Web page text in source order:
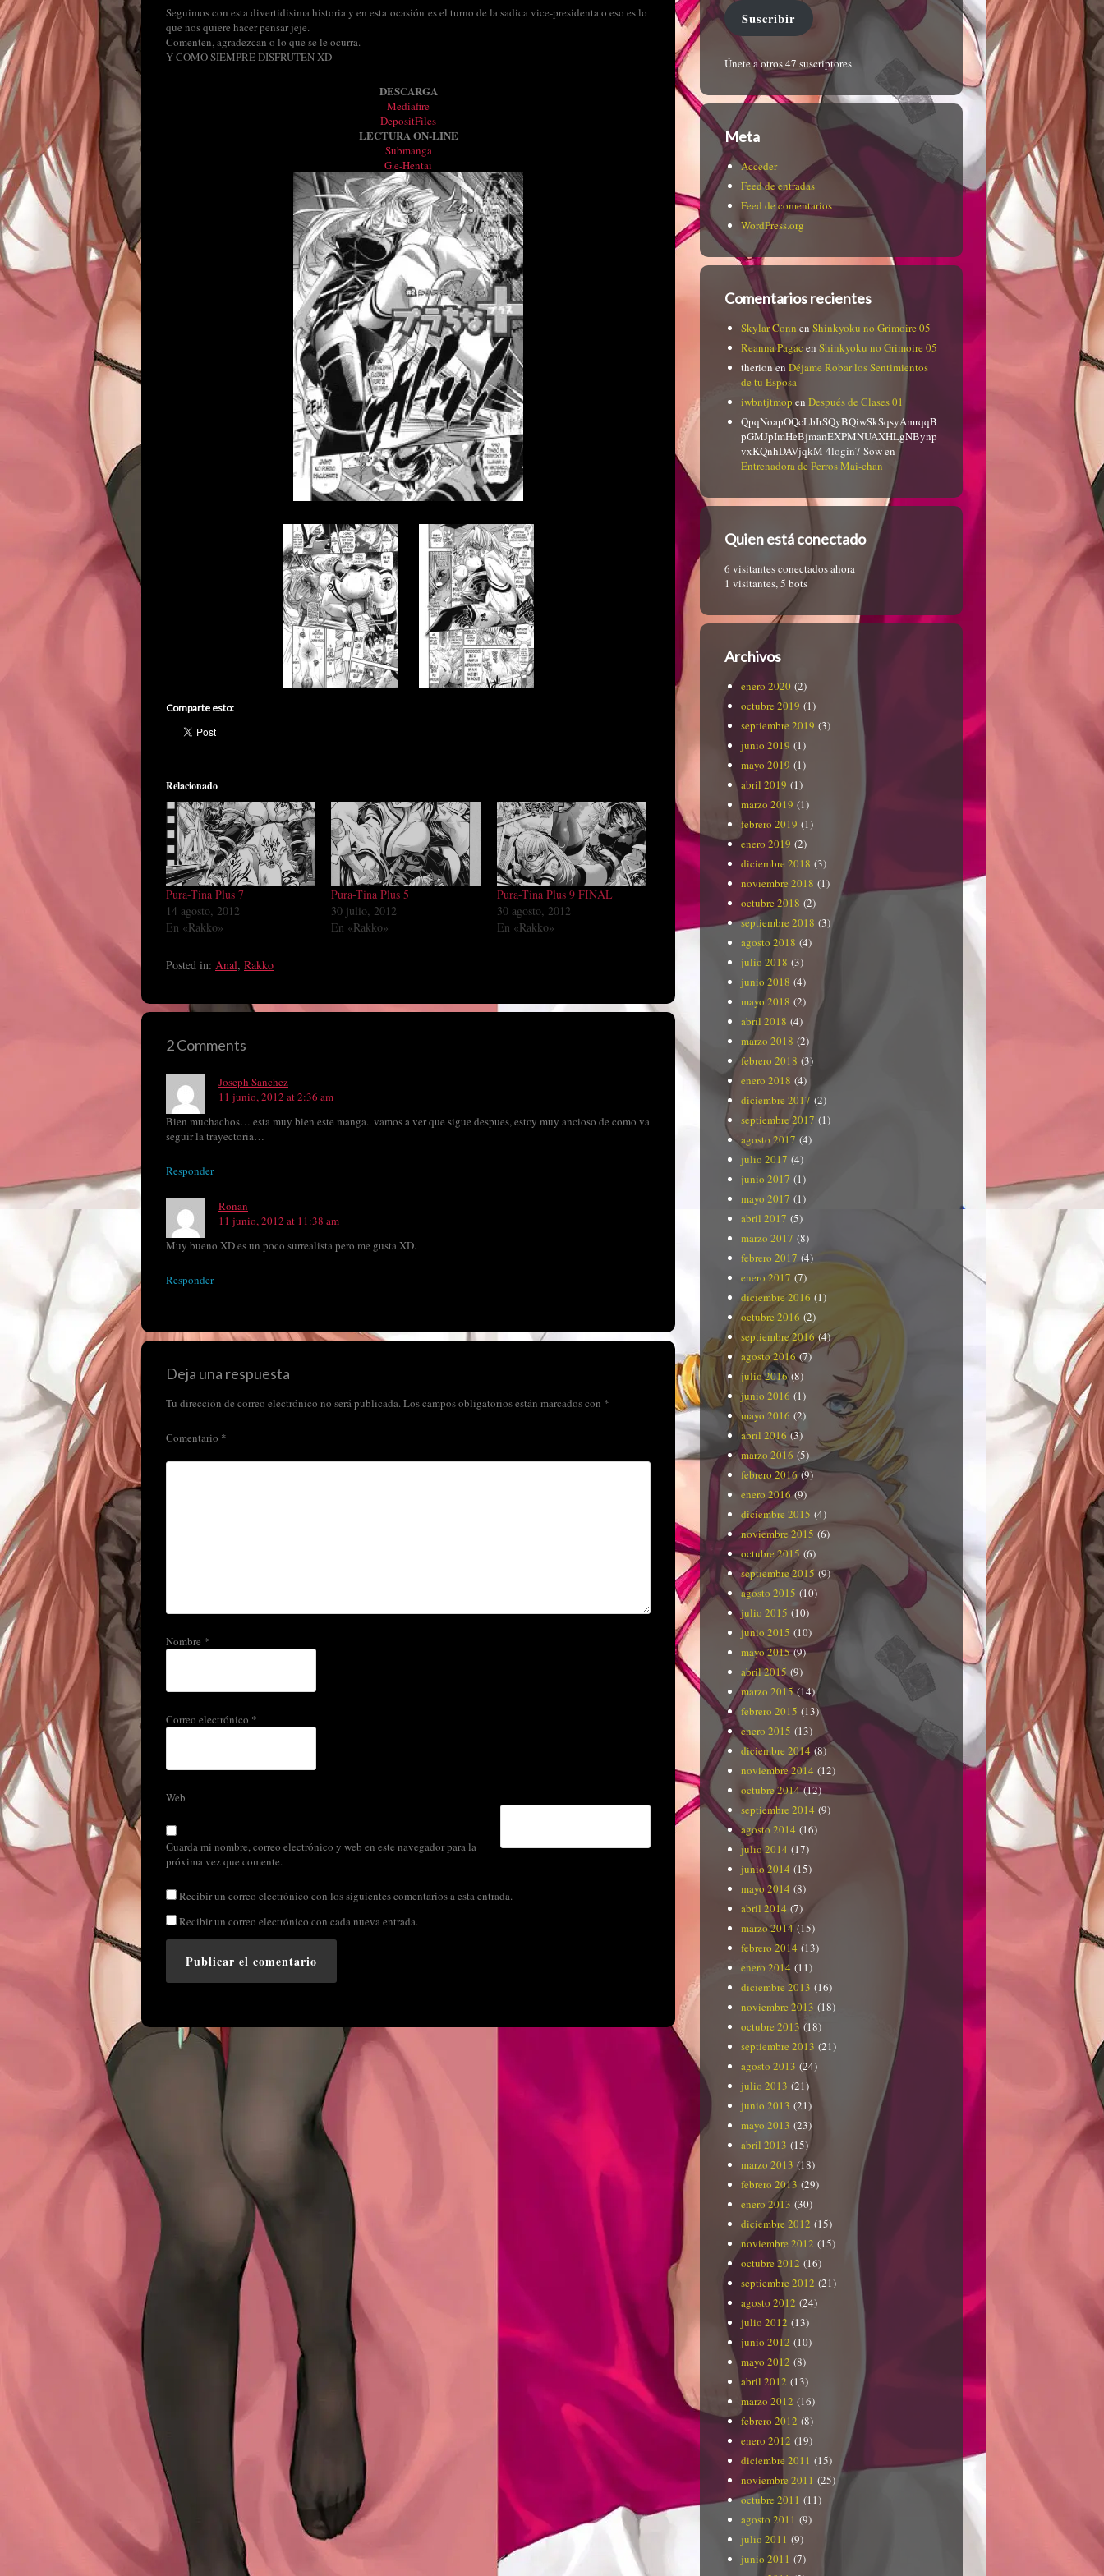
Seguimos con esta divertidisima historia y en esta ocasión es el turno de la sadica vice-presidenta o eso es lo
que nos quiere hacer pensar jeje.
Comenten, agradezcan o lo que se le ocurra.
Y COMO SIEMPRE DISFRUTEN XD
DESCARGA
Mediafire
DepositFiles
LECTURA ON-LINE
Submanga
G.e-Hentai
Comparte esto:
Relacionado
Pura-Tina Plus 7
14 agosto, 2012
En «Rakko»
Pura-Tina Plus 5
30 julio, 2012
En «Rakko»
Pura-Tina Plus 9 FINAL
30 agosto, 2012
En «Rakko»
Posted in: Anal, Rakko
2 Comments
Joseph Sanchez
11 junio, 2012 at 2:36 am
Bien muchachos… esta muy bien este manga.. vamos a ver que sigue despues, estoy muy ancioso de como va
seguir la trayectoria…
Responder
Ronan
11 junio, 2012 at 11:38 am
Muy bueno XD es un poco surrealista pero me gusta XD.
Responder
Deja una respuesta
Tu dirección de correo electrónico no será publicada.Los campos obligatorios están marcados con *
Comentario *
Nombre *
Correo electrónico *
Web
Guarda mi nombre, correo electrónico y web en este navegador para la
próxima vez que comente.
Recibir un correo electrónico con los siguientes comentarios a esta entrada.
Recibir un correo electrónico con cada nueva entrada.
Suscribir
Únete a otros 47 suscriptores
Meta
Acceder
Feed de entradas
Feed de comentarios
WordPress.org
Comentarios recientes
Skylar Conn en Shinkyoku no Grimoire 05
Reanna Pagac en Shinkyoku no Grimoire 05
therionen Déjame Robar los Sentimientos
de tu Esposa
iwbntjtmop en Después de Clases 01
QpqNoapOQcLbIrSQyBQiwSkSqsyAmrqqB
pGMJpImHeBjmanEXPMNUAXHLgNBynp
vxKQnhDAVjqkM 4login7 Sowen
Entrenadora de Perros Mai-chan
Quien está conectado
6 visitantes conectados ahora
1 visitantes,5 bots
Archivos
enero 2020 (2)
octubre 2019 (1)
septiembre 2019 (3)
junio 2019 (1)
mayo 2019 (1)
abril 2019 (1)
marzo 2019 (1)
febrero 2019 (1)
enero 2019 (2)
diciembre 2018 (3)
noviembre 2018 (1)
octubre 2018 (2)
septiembre 2018 (3)
agosto 2018 (4)
julio 2018 (3)
junio 2018 (4)
mayo 2018 (2)
abril 2018 (4)
marzo 2018 (2)
febrero 2018 (3)
enero 2018 (4)
diciembre 2017 (2)
septiembre 2017 (1)
agosto 2017 (4)
julio 2017 (4)
junio 2017 (1)
mayo 2017 (1)
abril 2017 (5)
marzo 2017 (8)
febrero 2017 (4)
enero 2017 (7)
diciembre 2016 (1)
octubre 2016 (2)
septiembre 2016(4)
agosto 2016(7)
julio 2016(8)
junio 2016 (1)
mayo 2016 (2)
abril 2016 (3)
marzo 2016 (5)
febrero 2016(9)
enero 2016(9)
diciembre 2015 (4)
noviembre 2015 (6)
octubre 2015 (6)
septiembre 2015 (9)
agosto 2015 (10)
julio 2015 (10)
junio 2015 (10)
mayo 2015(9)
abril 2015 (9)
marzo 2015(14)
febrero 2015 (13)
enero 2015 (13)
diciembre 2014 (8)
noviembre 2014 (12)
octubre 2014(12)
septiembre 2014 (9)
agosto 2014 (16)
julio 2014 (17)
junio 2014 (15)
mayo 2014 (8)
abril 2014 (7)
marzo 2014 (15)
febrero 2014 (13)
enero 2014 (11)
diciembre 2013 (16)
noviembre 2013 (18)
octubre 2013 (18)
septiembre 2013 (21)
agosto 2013 (24)
julio 2013 (21)
junio 2013 (21)
mayo 2013 (23)
abril 2013 (15)
marzo 2013 (18)
febrero 2013 (29)
enero 2013 (30)
diciembre 2012 (15)
noviembre 2012 (15)
octubre 2012 (16)
septiembre 2012 (21)
agosto 2012 (24)
julio 2012 (13)
junio 2012 (10)
mayo 2012 (8)
abril 2012 (13)
marzo 2012 (16)
febrero 2012 (8)
enero 2012 (19)
diciembre 2011 (15)
noviembre 2011 (25)
octubre 2011 (11)
agosto 2011 (9)
julio 2011 (9)
junio 2011 (7)